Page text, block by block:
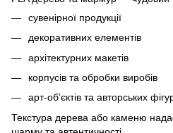
сувенірної продукції
декоративних елементів
архітектурних макетів
корпусів та обробки виробів
арт-об’єктів та авторських
Текстура дерева або каменю